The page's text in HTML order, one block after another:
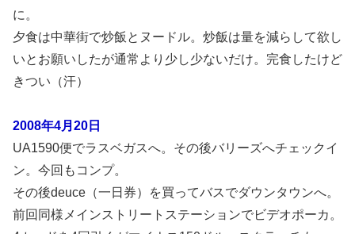
に。
夕食は中華街で炒飯とヌードル。炒飯は量を減らして欲し
いとお願いしたが通常より少し少ないだけ。完食したけど
きつい（汗）
2008年4月20日
UA1590便でラスベガスへ。その後バリーズへチェックイ
ン。今回もコンプ。
その後deuce（一日券）を買ってバスでダウンタウンへ。
前回同様メインストリートステーションでビデオポーカ。